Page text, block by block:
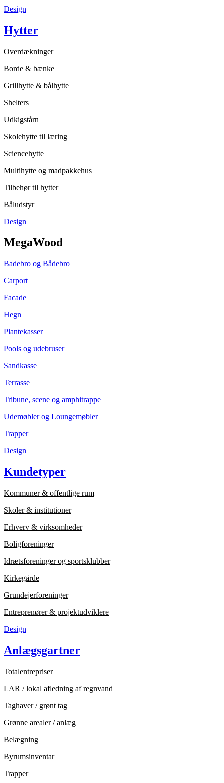
Design
Hytter
Overdækninger
Borde & bænke
Grillhytte & bålhytte
Shelters
Udkigstårn
Skolehytte til læring
Sciencehytte
Multihytte og madpakkehus
Tilbehør til hytter
Båludstyr
Design
MegaWood
Badebro og Bådebro
Carport
Facade
Hegn
Plantekasser
Pools og udebruser
Sandkasse
Terrasse
Tribune, scene og amphitrappe
Udemøbler og Loungemøbler
Trapper
Design
Kundetyper
Kommuner & offentlige rum
Skoler & institutioner
Erhverv & virksomheder
Boligforeninger
Idrætsforeninger og sportsklubber
Kirkegårde
Grundejerforeninger
Entreprenører & projektudviklere
Design
Anlægsgartner
Totalentrepriser
LAR / lokal afledning af regnvand
Taghaver / grønt tag
Grønne arealer / anlæg
Belægning
Byrumsinventar
Trapper